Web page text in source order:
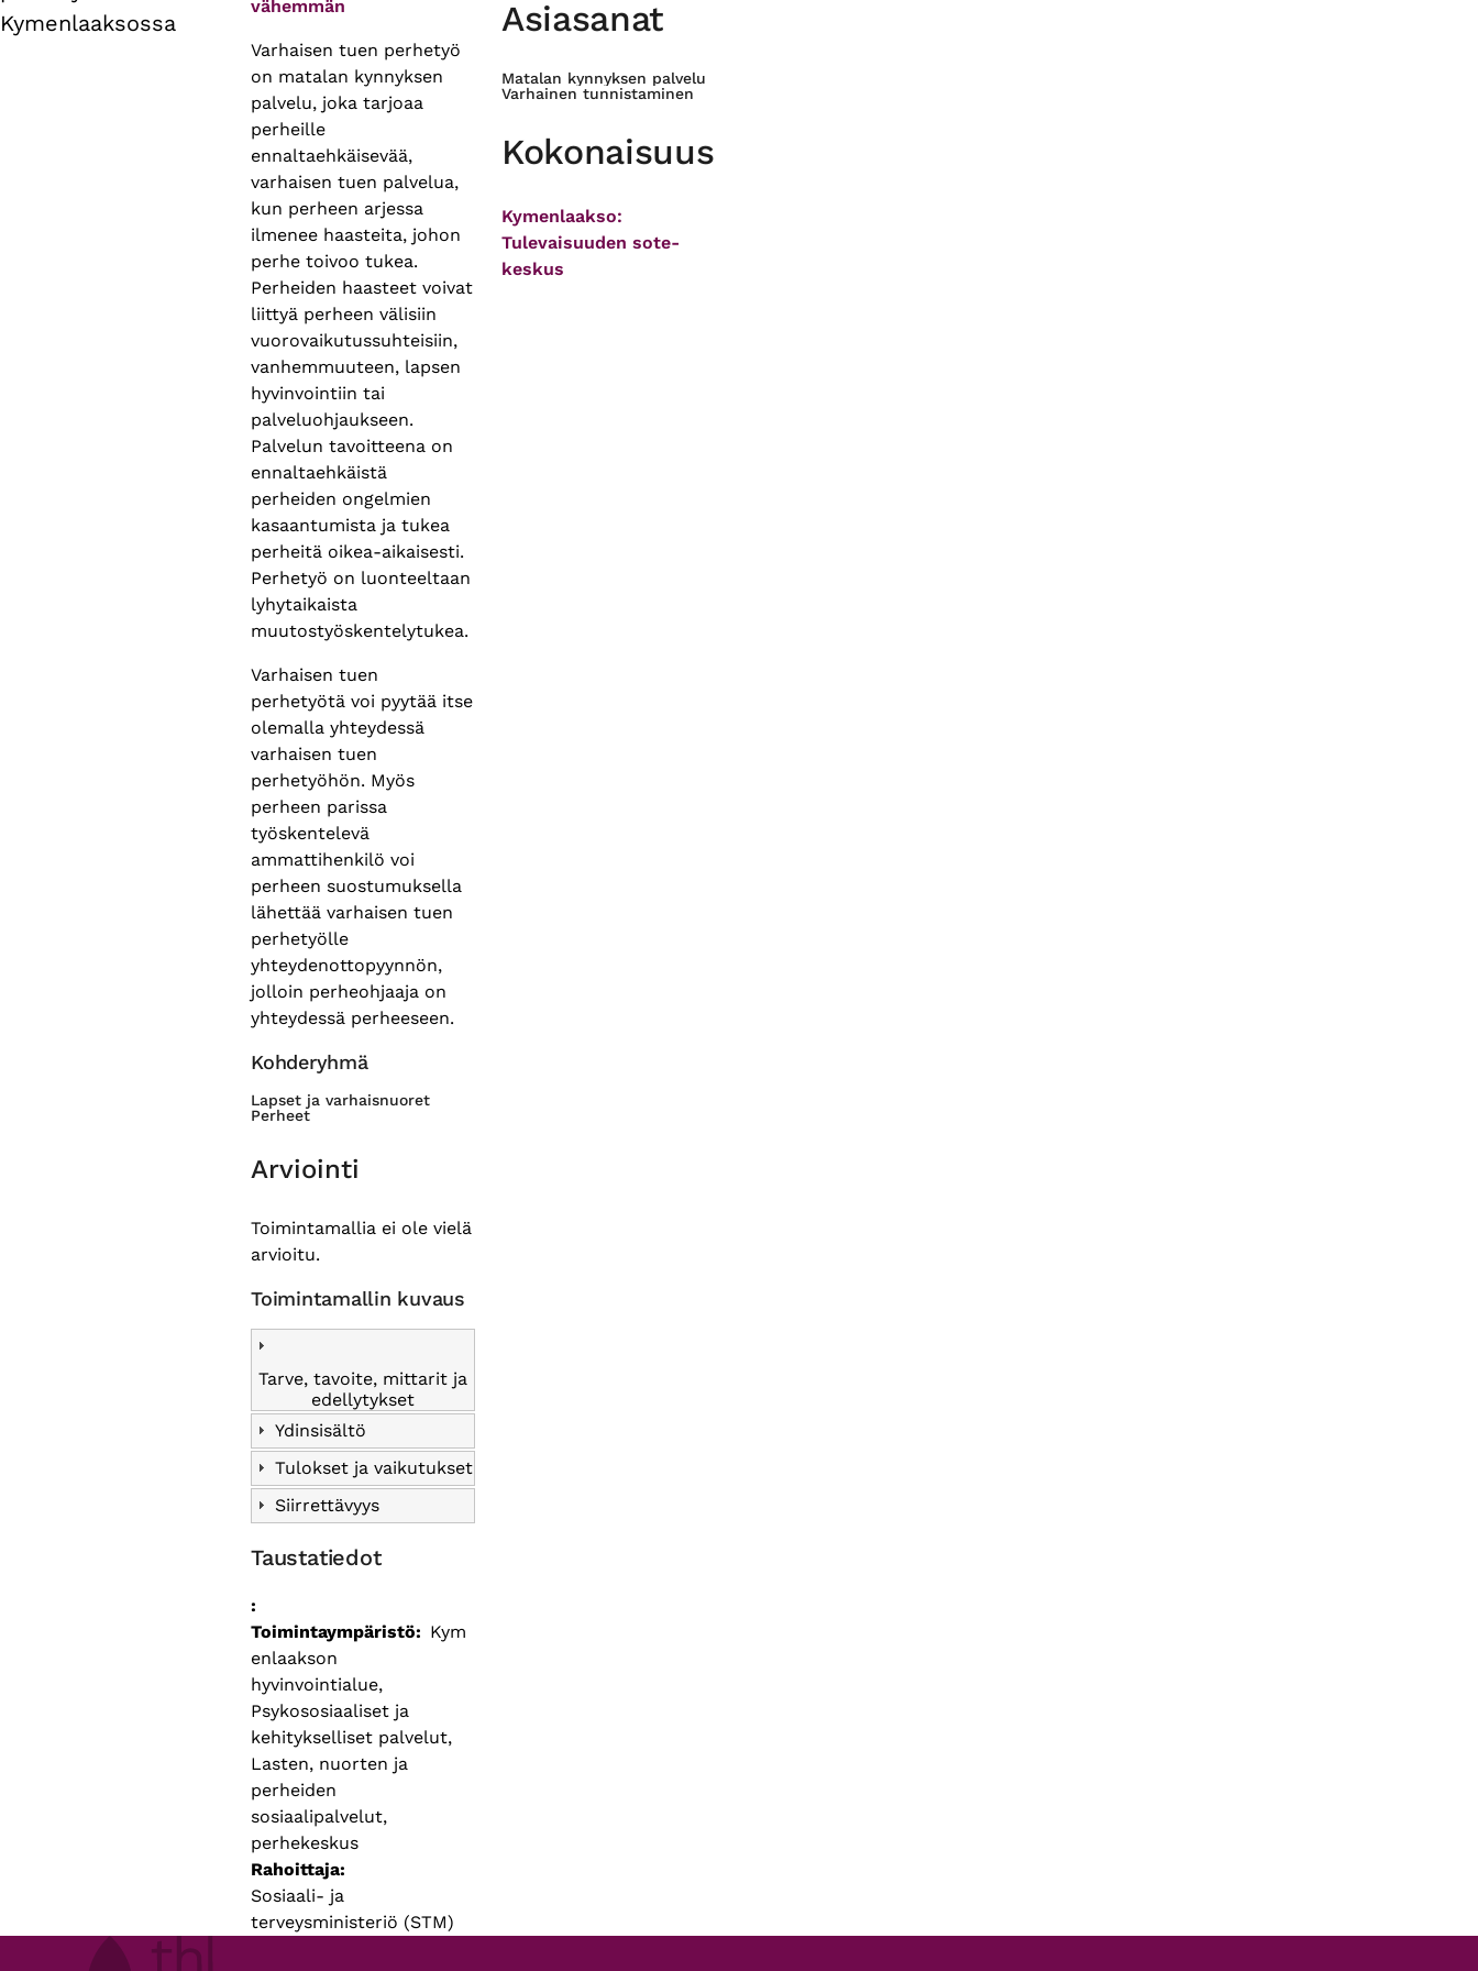
Kymenlaaksossa
vähemmän
Varhaisen tuen perhetyö
on matalan kynnyksen
palvelu, joka tarjoaa
perheille
ennaltaehkäisevää,
varhaisen tuen palvelua,
kun perheen arjessa
ilmenee haasteita, johon
perhe toivoo tukea.
Perheiden haasteet voivat
liittyä perheen välisiin
vuorovaikutussuhteisiin,
vanhemmuuteen, lapsen
hyvinvointiin tai
palveluohjaukseen.
Palvelun tavoitteena on
ennaltaehkäistä
perheiden ongelmien
kasaantumista ja tukea
perheitä oikea-aikaisesti.
Perhetyö on luonteeltaan
lyhytaikaista
muutostyöskentelytukea.
Varhaisen tuen
perhetyötä voi pyytää itse
olemalla yhteydessä
varhaisen tuen
perhetyöhön. Myös
perheen parissa
työskentelevä
ammattihenkilö voi
perheen suostumuksella
lähettää varhaisen tuen
perhetyölle
yhteydenottopyynnön,
jolloin perheohjaaja on
yhteydessä perheeseen.
Kohderyhmä
Lapset ja varhaisnuoret
Perheet
Arviointi
Toimintamallia ei ole vielä
arvioitu.
Toimintamallin kuvaus
Tarve, tavoite, mittarit ja
edellytykset
Ydinsisältö
Tulokset ja vaikutukset
Siirrettävyys
Taustatiedot
Toimintaympäristö
Kym
enlaakson
hyvinvointialue,
Psykososiaaliset ja
kehitykselliset palvelut,
Lasten, nuorten ja
perheiden
sosiaalipalvelut,
perhekeskus
Rahoittaja
Sosiaali- ja
terveysministeriö (STM)
Asiasanat
Matalan kynnyksen palvelu
Varhainen tunnistaminen
Kokonaisuus
Kymenlaakso:
Tulevaisuuden sote-
keskus